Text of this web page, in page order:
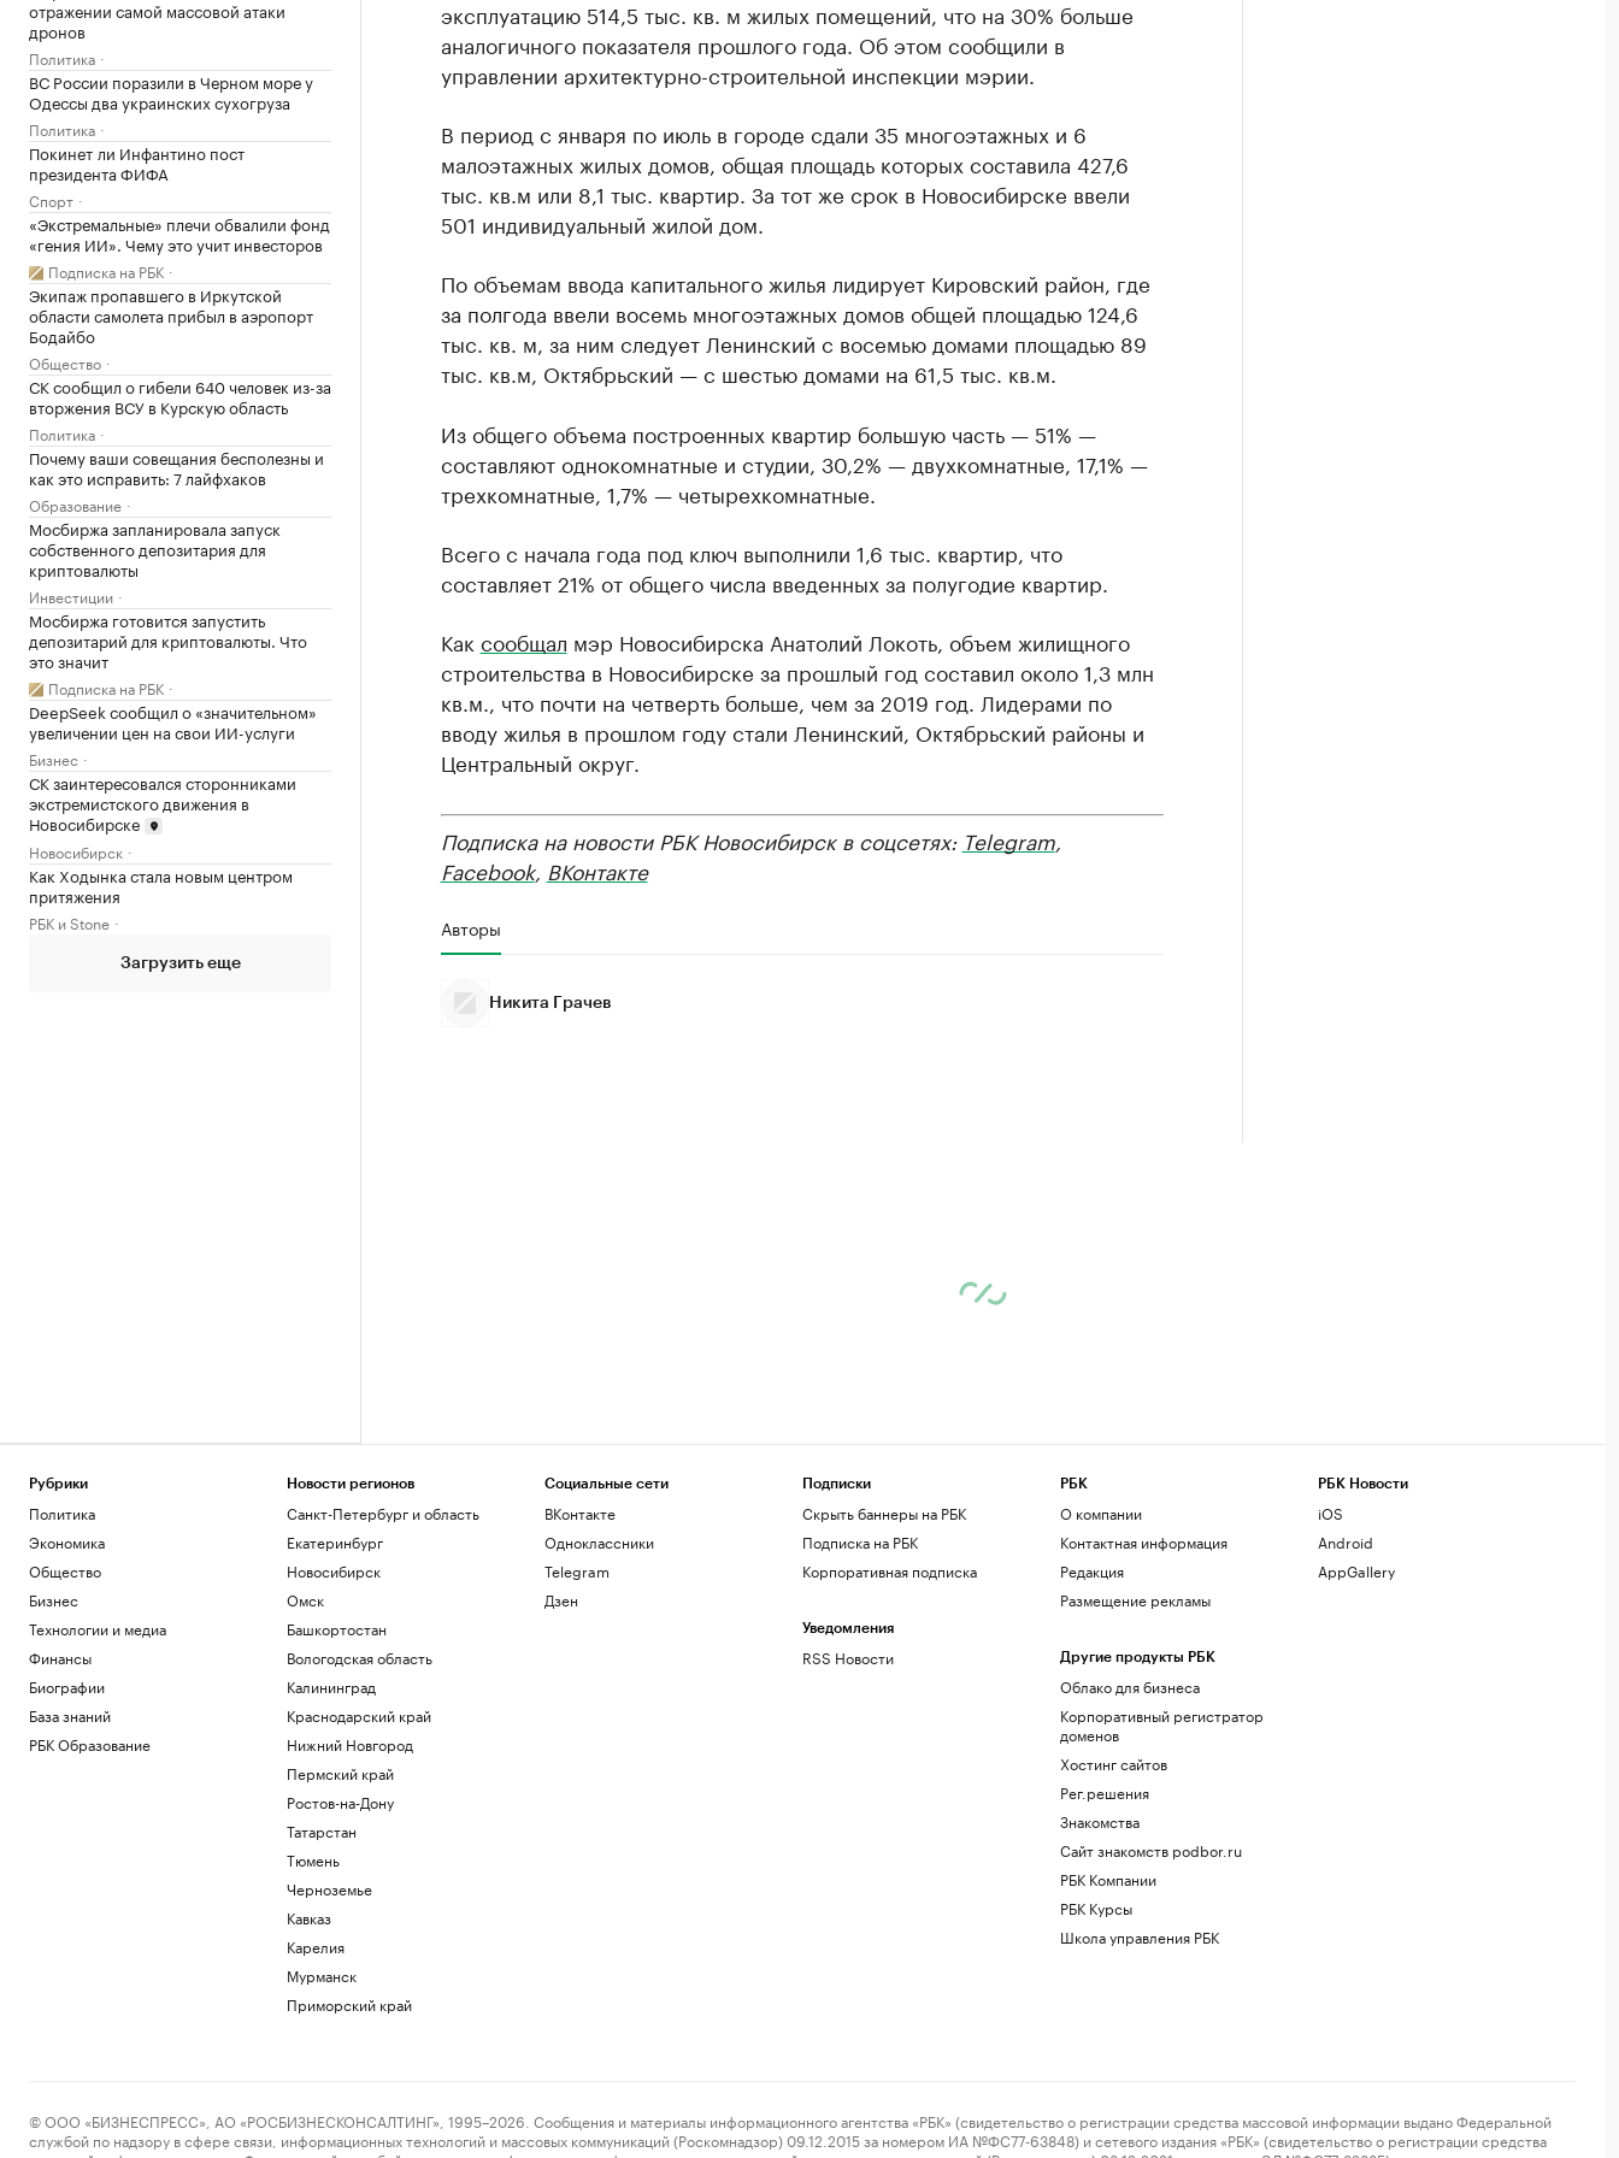
отражении самой массовой атаки
дронов
Политика
ВС России поразили в Черном море у
Одессы два украинских сухогруза
Политика
Покинет ли Инфантино пост
президента ФИФА
Спорт
«Экстремальные» плечи обвалили фонд
«гения ИИ». Чему это учит инвесторов
Подписка на РБК
Экипаж пропавшего в Иркутской
области самолета прибыл в аэропорт
Бодайбо
Общество
СК сообщил о гибели 640 человек из-за
вторжения ВСУ в Курскую область
Политика
Почему ваши совещания бесполезны и
как это исправить: 7 лайфхаков
Образование
Мосбиржа запланировала запуск
собственного депозитария для
криптовалюты
Инвестиции
Мосбиржа готовится запустить
депозитарий для криптовалюты. Что
это значит
Подписка на РБК
DeepSeek сообщил о «значительном»
увеличении цен на свои ИИ-услуги
Бизнес
СК заинтересовался сторонниками
экстремистского движения в
Новосибирске
Новосибирск
Как Ходынка стала новым центром
притяжения
РБК и Stone
Загрузить еще
эксплуатацию 514,5 тыс. кв. м жилых помещений, что на 30% больше
аналогичного показателя прошлого года. Об этом сообщили в
управлении архитектурно-строительной инспекции мэрии.
В период с января по июль в городе сдали 35 многоэтажных и 6
малоэтажных жилых домов, общая площадь которых составила 427,6
тыс. кв.м или 8,1 тыс. квартир. За тот же срок в Новосибирске ввели
501 индивидуальный жилой дом.
По объемам ввода капитального жилья лидирует Кировский район, где
за полгода ввели восемь многоэтажных домов общей площадью 124,6
тыс. кв. м, за ним следует Ленинский с восемью домами площадью 89
тыс. кв.м, Октябрьский — с шестью домами на 61,5 тыс. кв.м.
Из общего объема построенных квартир большую часть — 51% —
составляют однокомнатные и студии, 30,2% — двухкомнатные, 17,1% —
трехкомнатные, 1,7% — четырехкомнатные.
Всего с начала года под ключ выполнили 1,6 тыс. квартир, что
составляет 21% от общего числа введенных за полугодие квартир.
Как сообщал мэр Новосибирска Анатолий Локоть, объем жилищного
строительства в Новосибирске за прошлый год составил около 1,3 млн
кв.м., что почти на четверть больше, чем за 2019 год. Лидерами по
вводу жилья в прошлом году стали Ленинский, Октябрьский районы и
Центральный округ.
Подписка на новости РБК Новосибирск в соцсетях: Telegram,
Facebook, ВКонтакте
Авторы
Никита Грачев
Рубрики
Политика
Экономика
Общество
Бизнес
Технологии и медиа
Финансы
Биографии
База знаний
РБК Образование
Новости регионов
Санкт-Петербург и область
Екатеринбург
Новосибирск
Омск
Башкортостан
Вологодская область
Калининград
Краснодарский край
Нижний Новгород
Пермский край
Ростов-на-Дону
Татарстан
Тюмень
Черноземье
Кавказ
Карелия
Мурманск
Приморский край
Социальные сети
ВКонтакте
Одноклассники
Telegram
Дзен
Подписки
Скрыть баннеры на РБК
Подписка на РБК
Корпоративная подписка
Уведомления
RSS Новости
РБК
О компании
Контактная информация
Редакция
Размещение рекламы
Другие продукты РБК
Облако для бизнеса
Корпоративный регистратор
доменов
Хостинг сайтов
Рег.решения
Знакомства
Сайт знакомств podbor.ru
РБК Компании
РБК Курсы
Школа управления РБК
РБК Новости
iOS
Android
AppGallery
© ООО «БИЗНЕСПРЕСС», АО «РОСБИЗНЕСКОНСАЛТИНГ», 1995–2026. Сообщения и материалы информационного агентства «РБК» (свидетельство о регистрации средства массовой информации выдано Федеральной
службой по надзору в сфере связи, информационных технологий и массовых коммуникаций (Роскомнадзор) 09.12.2015 за номером ИА №ФС77-63848) и сетевого издания «РБК» (свидетельство о регистрации средства